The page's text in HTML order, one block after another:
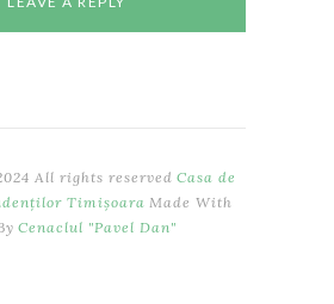
All rights reserved Casa de
Timișoara Made With
Cenaclul "Pavel Dan"